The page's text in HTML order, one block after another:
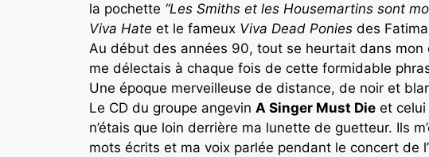
la pochette “Les Smiths et les Housemartins sont
Viva Hate et le fameux Viva Dead Ponies des
Au début des années 90, tout se heurtait dans
me délectais à chaque fois de cette formidable
Une époque merveilleuse de distance, de noir et
Le CD du groupe angevin A Singer Must Die et celui
n’étais que loin derrière ma lunette de guetteur. Ils
mots écrits et ma voix parlée pendant le concert de